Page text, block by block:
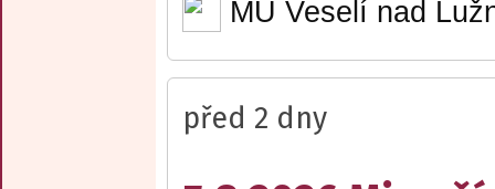
MÚ Veselí nad
před 2 dny